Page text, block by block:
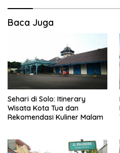
Baca Juga
Sehari di Solo: Itinerary
Wisata Kota Tua dan
Rekomendasi Kuliner Malam